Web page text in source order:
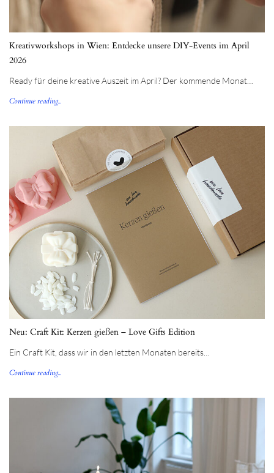
Kreativworkshops in Wien: Entdecke unsere DIY-Events im April
2026
Ready für deine kreative Auszeit im April? Der kommende Monat…
Continue reading...
Neu: Craft Kit: Kerzen gießen – Love Gifts Edition
Ein Craft Kit, dass wir in den letzten Monaten bereits…
Continue reading...